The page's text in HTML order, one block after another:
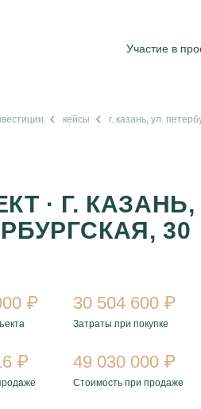
Участие в
кейсы г. казань, ул.
· Г. КАЗАНЬ,
30
₽ 30 504 600 ₽
Затраты при покупке
₽ 49 030 000 ₽
Стоимость при продаже